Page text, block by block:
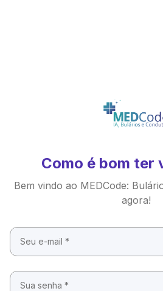
Como é bom ter
Bem vindo ao MEDCode:
agora!